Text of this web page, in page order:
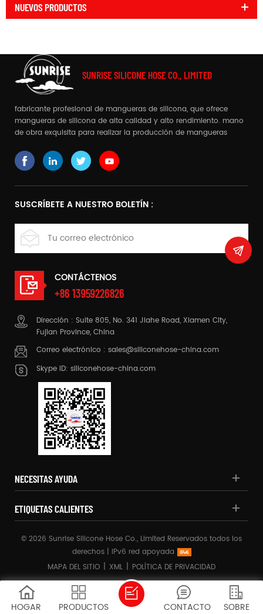
NUEVOS PRODUCTOS
SUNRISE SILICONE HOSE CO., LIMITED
fabricante profesional de mangueras de silicona, que ofrece
mangueras de silicona de alta calidad y alto rendimiento. mano
de obra exquisita para realizar la producción de mangueras
SUSCRÍBETE A NUESTRO BOLETÍN :
CONTÁCTENOS
+86 13959226826
Dirección : Suite 805, No. 341 Jiahe Road, Xiamen City,
Fujian Province, China
Correo electrónico : sales@siliconehose-china.com
Skype ID: siliconehose-china.com
NECESITAS AYUDA
ETIQUETAS CALIENTES
© 2026 Sunrise Silicone Hose Co., Limited Reservados todos los
derechos | IPv6 red apoyada
MAPA DEL SITIO | XML | POLÍTICA DE PRIVACIDAD
HOGAR PRODUCTOS SOBRE
CONTACTO